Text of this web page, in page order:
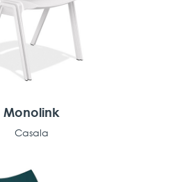
Monolink
Casala